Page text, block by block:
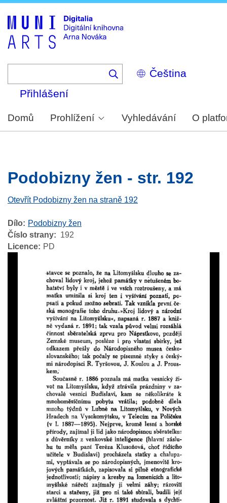
Select
your
Přihlášení
Domů Prohlížení Vyhledávání O
Podobizny žen - str. 192
Otevřít Podobizny žen na straně 192
Dílo
Podobizny žen
Číslo strany
192
Licence
PD